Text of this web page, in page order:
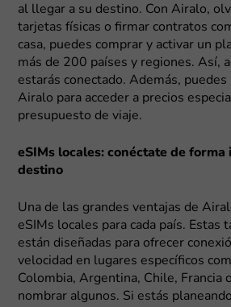
al llegar a su destino. Con Airalo,
tarjetas físicas o firmar contratos
casa, puedes comprar y activar un
más de 200 países y regiones. Así,
estarás conectado. Además, puedes
Airalo para acceder a precios
presupuesto de viaje.
eSIMs locales: conéctate de forma
destino
Una de las grandes ventajas de
eSIMs locales para cada país. Estas
están diseñadas para ofrecer
velocidad en lugares específicos
Colombia, Argentina, Chile, Francia
nombrar algunos. Si estás